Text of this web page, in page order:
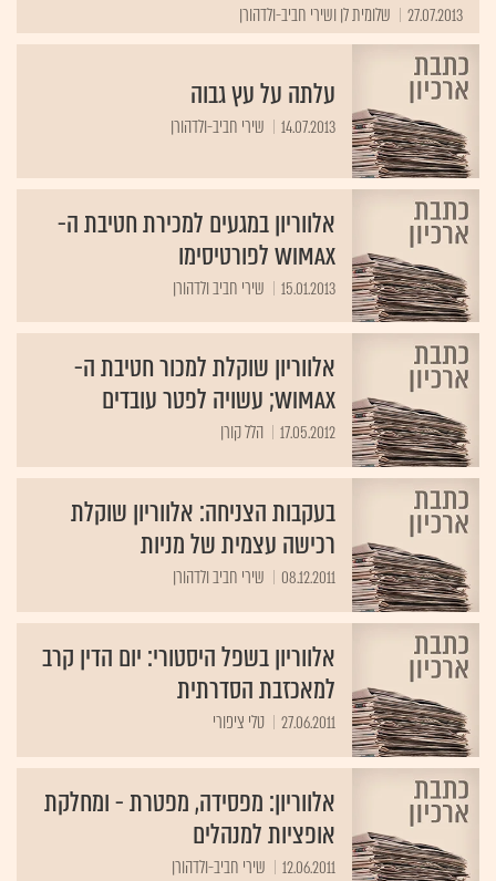
27.07.2013 שלומית לן ושירי חביב-ולדהורן
עלתה על עץ גבוה
14.07.2013 שירי חביב-ולדהורן
אלווריון במגעים למכירת חטיבת ה-
WiMAX לפורטיסימו
15.01.2013
אלווריון שוקלת למכור חטיבת ה-
WiMAX; עשויה לפטר עובדים
17.05.2012 הלל קורן
בעקבות הצניחה: אלווריון שוקלת
רכישה עצמית של מניות
08.12.2011
אלווריון בשפל היסטורי: יום הדין קרב
למאכזבת הסדרתית
27.06.2011 טלי ציפורי
אלווריון: מפסידה, מפטרת - ומחלקת
אופציות למנהלים
12.06.2011 שירי חביב-ולדהורן